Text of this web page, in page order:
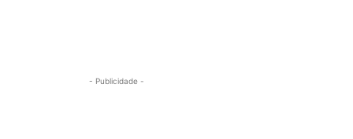
- Publicidade -